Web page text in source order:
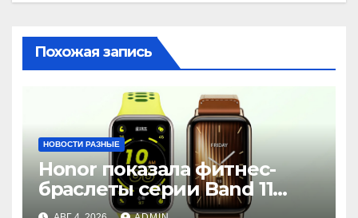
Похожая запись
НОВОСТИ РАЗНЫЕ
Honor показала фитнес-
браслеты серии Band 11
с GPS и автономностью до